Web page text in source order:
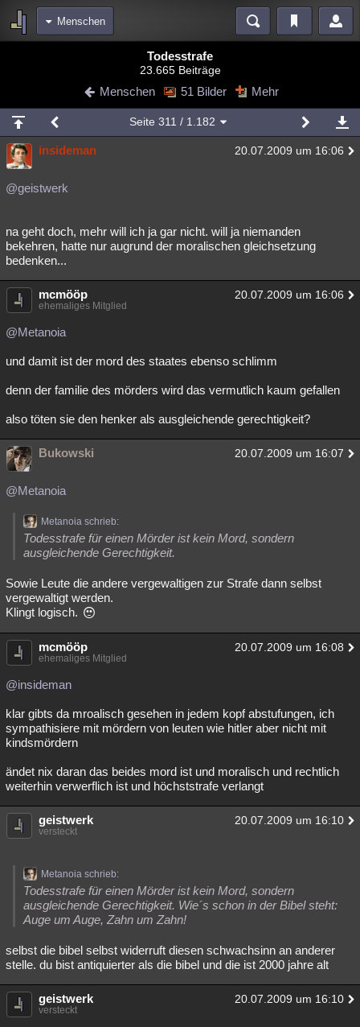
Menschen
Diskussionen Blogs Videos
Chat Wiki Neuigkeiten
meine Rubriken
Menschen Wissenschaft Mystery Kriminalfälle
Spiritualität
weitere Rubriken
Philosophie
Astronomie Gaming Filme
Musik
Todesstrafe
23.665 Beiträge
Menschen 51 Bilder Mehr
Seite311 / 1.182
insideman 20.07.2009 um 16:06
@geistwerk
na geht doch, mehr will ich ja gar nicht. will ja niemanden
bekehren, hatte nur augrund der moralischen gleichsetzung
bedenken...
mcmööp 20.07.2009 um 16:06
ehemaliges Mitglied
@Metanoia
und damit ist der mord des staates ebenso schlimm
denn der familie des mörders wird das vermutlich kaum gefallen
also töten sie den henker als ausgleichende gerechtigkeit?
Bukowski 20.07.2009 um 16:07
@Metanoia
Metanoia schrieb:
Todesstrafe für einen Mörder ist kein Mord, sondern
ausgleichende Gerechtigkeit.
Sowie Leute die andere vergewaltigen zur Strafe dann selbst
vergewaltigt werden.
Klingt logisch.
mcmööp 20.07.2009 um 16:08
ehemaliges Mitglied
@insideman
klar gibts da mroalisch gesehen in jedem kopf abstufungen, ich
sympathisiere mit mördern von leuten wie hitler aber nicht mit
kindsmördern
ändet nix daran das beides mord ist und moralisch und rechtlich
weiterhin verwerflich ist und höchststrafe verlangt
geistwerk 20.07.2009 um 16:10
versteckt
Metanoia schrieb:
Todesstrafe für einen Mörder ist kein Mord, sondern
ausgleichende Gerechtigkeit. Wie´s schon in der Bibel steht:
Auge um Auge, Zahn um Zahn!
selbst die bibel selbst widerruft diesen schwachsinn an anderer
stelle. du bist antiquierter als die bibel und die ist 2000 jahre alt
geistwerk 20.07.2009 um 16:10
versteckt